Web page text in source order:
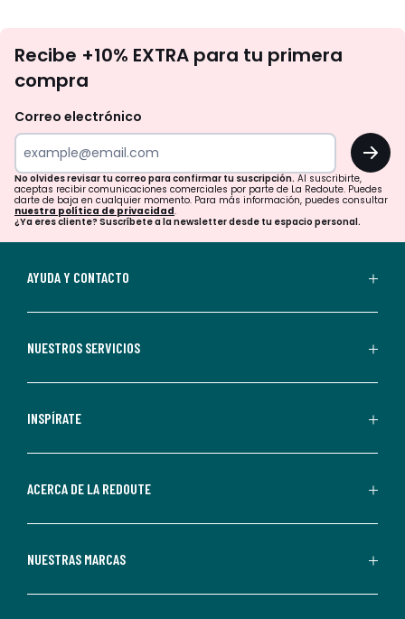
te
tu
para
confirmar
tu
suscripción.
aceptas
comerciales
personalizadas
parte
Redoute.
de
Recibe +10% EXTRA para tu primera
compra
Correo electrónico
OK
No olvides revisar tu correo para confirmar tu suscripción. Al suscribirte,
aceptas recibir comunicaciones comerciales por parte de La Redoute. Puedes
darte de baja en cualquier momento. Para más información, puedes consultar
nuestra política de privacidad.
¿Ya eres cliente? Suscríbete a la newsletter desde tu espacio personal.
AYUDA Y CONTACTO
NUESTROS SERVICIOS
INSPÍRATE
ACERCA DE LA REDOUTE
NUESTRAS MARCAS